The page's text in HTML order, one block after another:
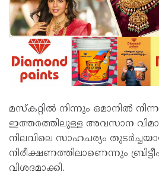
മസ്കറ്റില്‍ നിന്നും ഒമാനില്‍
ഇത്തരത്തിലുള്ള അവസാന
നിലവിലെ സാഹചര്യം
നിരീക്ഷണത്തിലാണെന്നും
വിശദമാക്കി.